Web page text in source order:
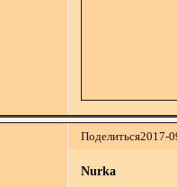
Поделиться2017-
Nurka